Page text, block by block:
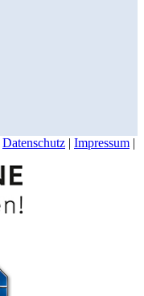
Datenschutz | Impressum |